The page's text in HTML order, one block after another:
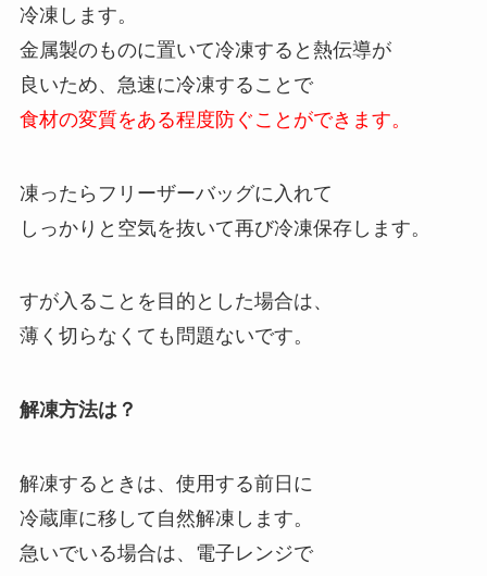
冷凍します。
金属製のものに置いて冷凍すると熱伝導が
良いため、急速に冷凍することで
食材の変質をある程度防ぐことができます。
凍ったらフリーザーバッグに入れて
しっかりと空気を抜いて再び冷凍保存します。
すが入ることを目的とした場合は、
薄く切らなくても問題ないです。
解凍方法は？
解凍するときは、使用する前日に
冷蔵庫に移して自然解凍します。
急いでいる場合は、電子レンジで